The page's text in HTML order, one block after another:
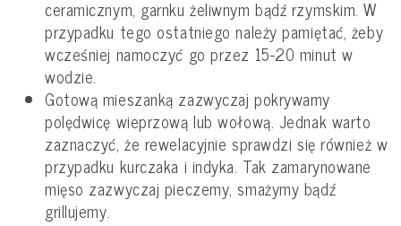
ceramicznym, garnku żeliwnym bądź rzymskim. W
przypadku tego ostatniego należy pamiętać, żeby
wcześniej namoczyć go przez 15-20 minut w
wodzie.
Gotową mieszanką zazwyczaj pokrywamy
polędwicę wieprzową lub wołową. Jednak warto
zaznaczyć, że rewelacyjnie sprawdzi się również w
przypadku kurczaka i indyka. Tak zamarynowane
mięso zazwyczaj pieczemy, smażymy bądź
grillujemy.